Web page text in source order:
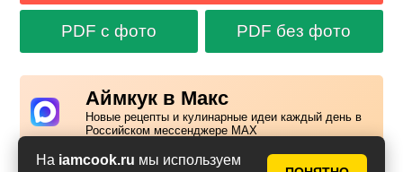
На iamcook.ru мы используем
PDF с фото PDF без фото
Аймкук в Макс
Новые рецепты и кулинарные идеи каждый день в
Российском мессенджере MAX